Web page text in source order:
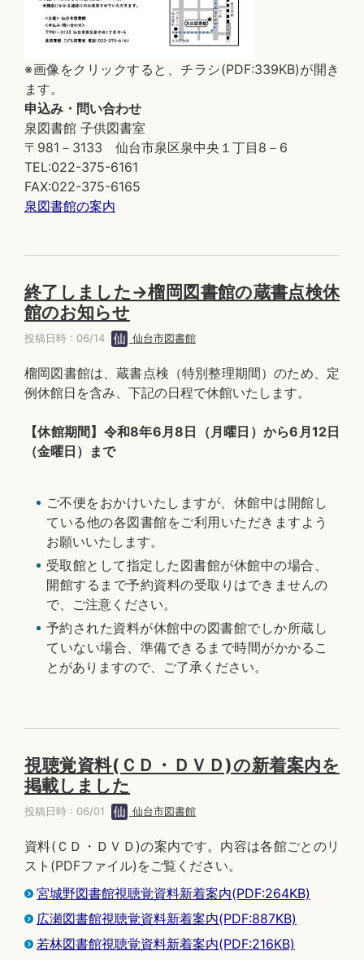
※画像をクリックすると、チラシ(PDF:339KB)が開き
ます。
申込み・問い合わせ
泉図書館 子供図書室
〒981－3133 仙台市泉区泉中央１丁目8－6
TEL:022-375-6161
FAX:022-375-6165
泉図書館の案内
終了しました→榴岡図書館の蔵書点検休
館のお知らせ
投稿日時 : 06/14 仙台市図書館
榴岡図書館は、蔵書点検（特別整理期間）のため、定
例休館日を含み、下記の日程で休館いたします。
【休館期間】令和8年6月8日（月曜日）から6月12日
（金曜日）まで
ご不便をおかけいたしますが、休館中は開館し
ている他の各図書館をご利用いただきますよう
お願いいたします。
受取館として指定した図書館が休館中の場合、
開館するまで予約資料の受取りはできませんの
で、ご注意ください。
予約された資料が休館中の図書館でしか所蔵し
ていない場合、準備できるまで時間がかかるこ
とがありますので、ご了承ください。
視聴覚資料(ＣＤ・ＤＶＤ)の新着案内を
掲載しました
投稿日時 : 06/01 仙台市図書館
資料(ＣＤ・ＤＶＤ)の案内です。内容は各館ごとのリ
スト(PDFファイル)をご覧ください。
宮城野図書館視聴覚資料新着案内(PDF:264KB)
広瀬図書館視聴覚資料新着案内(PDF:887KB)
若林図書館視聴覚資料新着案内(PDF:216KB)